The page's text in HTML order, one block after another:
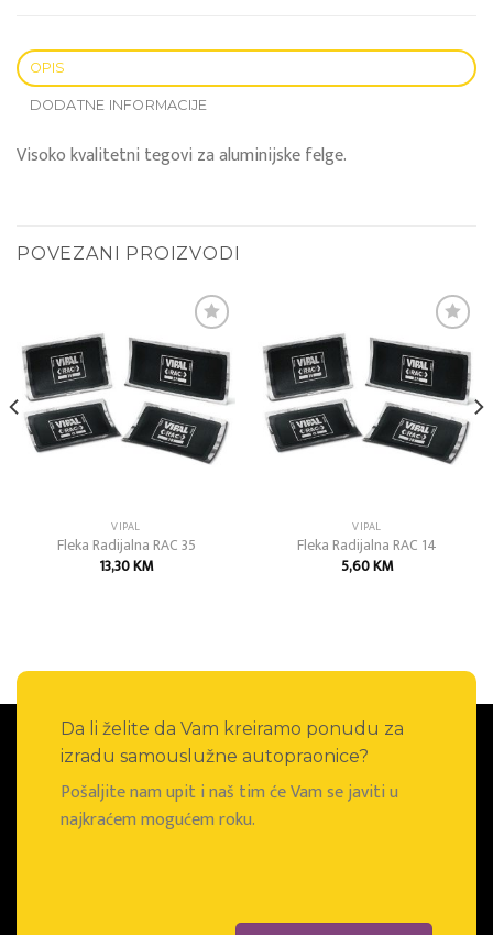
OPIS
DODATNE INFORMACIJE
Visoko kvalitetni tegovi za aluminijske felge.
POVEZANI PROIZVODI
Add to
wishlist
VIPAL
Fleka Radijalna RAC 35
13,30KM
Add to
wishlist
VIPAL
Fleka Radijalna RAC 14
5,60KM
Da li želite da Vam kreiramo ponudu za
izradu samouslužne autopraonice?
Pošaljite nam upit i naš tim će Vam se javiti u
najkraćem mogućem roku.